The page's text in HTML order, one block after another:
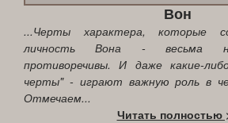
Вон
...Черты характера, которые
личность Вона - весьма
противоречивы. И даже какие-
черты" - играют важную роль в
Отмечаем...
Читать полностью